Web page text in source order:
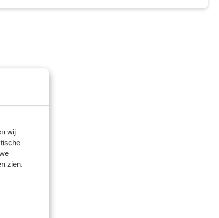
wij
zien.